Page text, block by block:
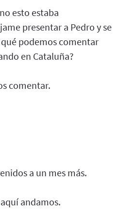
esto estaba
presentar a Pedro y se
qué podemos comentar
en Cataluña?
comentar.
a un mes más.
andamos.